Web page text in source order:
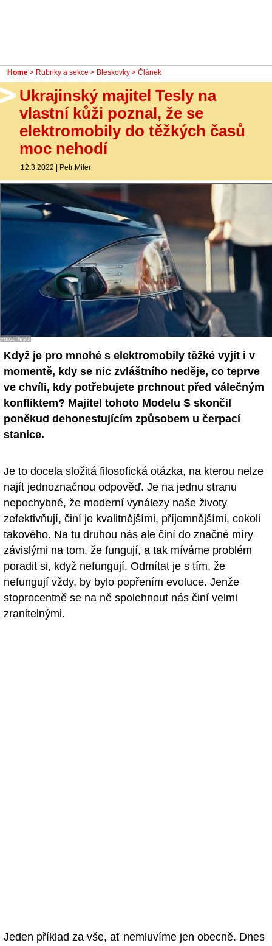
Home > Rubriky a sekce > Bleskovky > Článek
Ukrajinský majitel Tesly na
vlastní kůži poznal, že se
elektromobily do těžkých časů
moc nehodí
12.3.2022 | Petr Miler
Foto: Tesla
Když je pro mnohé s elektromobily těžké vyjít i v
momentě, kdy se nic zvláštního neděje, co teprve
ve chvíli, kdy potřebujete prchnout před válečným
konfliktem? Majitel tohoto Modelu S skončil
poněkud dehonestujícím způsobem u čerpací
stanice.
Je to docela složitá filosofická otázka, na kterou nelze
najít jednoznačnou odpověď. Je na jednu stranu
nepochybné, že moderní vynálezy naše životy
zefektivňují, činí je kvalitnějšími, příjemnějšími, cokoli
takového. Na tu druhou nás ale činí do značné míry
závislými na tom, že fungují, a tak míváme problém
poradit si, když nefungují. Odmítat je s tím, že
nefungují vždy, by bylo popřením evoluce. Jenže
stoprocentně se na ně spolehnout nás činí velmi
zranitelnými.
Jeden příklad za vše, ať nemluvíme jen obecně. Dnes